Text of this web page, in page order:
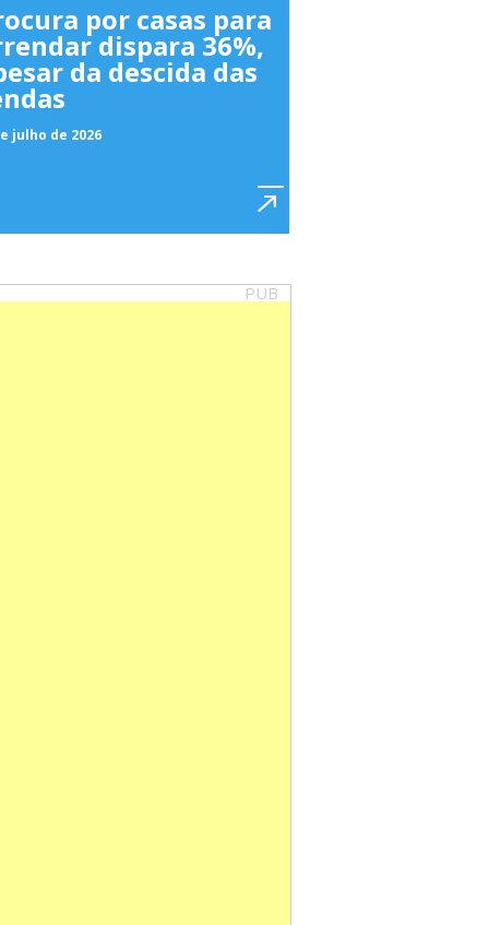
por casas para
dispara 36%,
da descida das
julho de 2026
PUB